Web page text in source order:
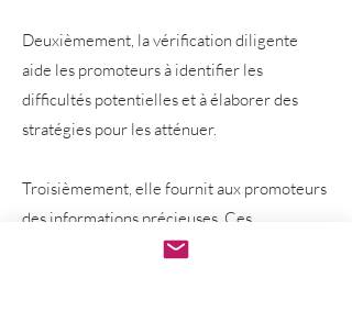
Deuxièmement, la vérification diligente
aide les promoteurs à identifier les
difficultés potentielles et à élaborer des
stratégies pour les atténuer.
Troisièmement, elle fournit aux promoteurs
des informations précieuses. Ces
informations peuvent aider les promoteurs